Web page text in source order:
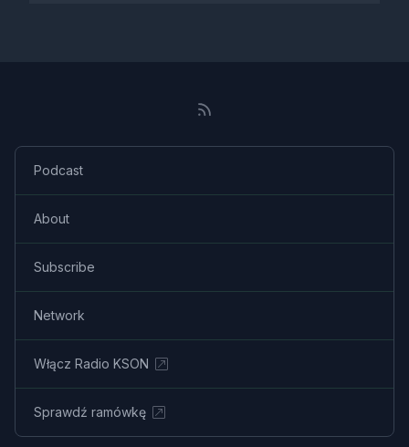
Podcast
About
Subscribe
Network
Włącz Radio KSON
Sprawdź ramówkę